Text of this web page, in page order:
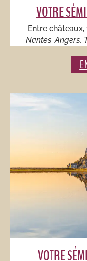
VOTRE
Entre
Nantes, Angers,
VOTRE